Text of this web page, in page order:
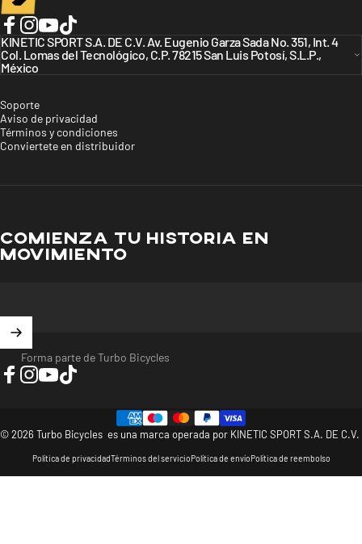
Facebook
Instagram
YouTube
TikTok
Soporte
Aviso de privacidad
Términos y condiciones
Conviertete en distribuidor
KINETIC SPORT S.A. DE C.V. Av. Eugenio Garza Sada No. 351, Int. 4
Col. Lomas del Tecnológico, C.P. 78215 San Luis Potosí, S.L.P.,
México
COMIENZA TU HISTORIA EN
MOVIMIENTO
Forma parte de Turbo Bicycles
© 2026 Turbo Bicycles es una marca operada por KINETIC SPORT S.A. DE C.V.
Política de privacidadTérminos del servicioPolítica de envíoPolítica de reembolso